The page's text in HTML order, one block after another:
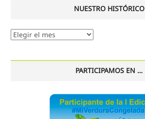
NUESTRO HISTÓRICO
Nuestro
PARTICIPAMOS EN …